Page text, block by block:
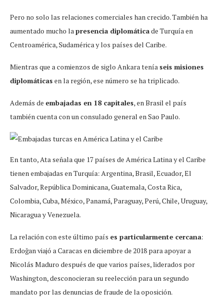
Pero no solo las relaciones comerciales han crecido. También ha
aumentado mucho lapresencia diplomáticade Turquía en
Centroamérica, Sudamérica y los países del Caribe.
Mientras que a comienzos de siglo Ankara tenía seis misiones
diplomáticas en la región, ese número se ha triplicado.
Además de embajadas en 18 capitales, en Brasil el país
también cuenta con un consulado general en Sao Paulo.
En tanto, Ata señala que 17 países de América Latina y el Caribe
tienen embajadas en Turquía: Argentina, Brasil, Ecuador, El
Salvador, República Dominicana, Guatemala, Costa Rica,
Colombia, Cuba, México, Panamá, Paraguay, Perú, Chile, Uruguay,
Nicaragua y Venezuela.
La relación con este último país es particularmente cercana:
Erdoğan viajó a Caracas en diciembre de 2018 para apoyar a
Nicolás Maduro después de que varios países, liderados por
Washington, desconocieran su reelección para un segundo
mandato por las denuncias de fraude de la oposición.